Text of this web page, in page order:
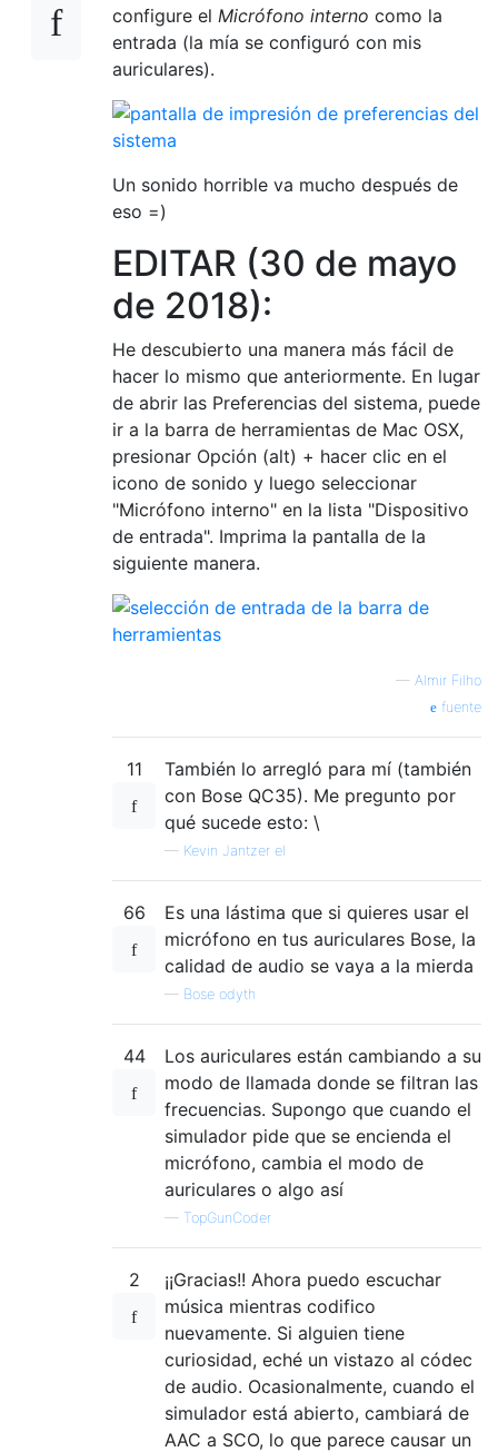
configure el Micrófono interno como la
entrada (la mía se configuró con mis
auriculares).
Un sonido horrible va mucho después de
eso =)
EDITAR (30 de mayo
de 2018):
He descubierto una manera más fácil de
hacer lo mismo que anteriormente. En lugar
de abrir las Preferencias del sistema, puede
ir a la barra de herramientas de Mac OSX,
presionar Opción (alt) + hacer clic en el
icono de sonido y luego seleccionar
"Micrófono interno" en la lista "Dispositivo
de entrada". Imprima la pantalla de la
siguiente manera.
— Almir Filho
fuente
11
También lo arregló para mí (también
con Bose QC35). Me pregunto por
qué sucede esto: \
— Kevin Jantzer el
66
Es una lástima que si quieres usar el
micrófono en tus auriculares Bose, la
calidad de audio se vaya a la mierda
— Bose odyth
44
Los auriculares están cambiando a su
modo de llamada donde se filtran las
frecuencias. Supongo que cuando el
simulador pide que se encienda el
micrófono, cambia el modo de
auriculares o algo así
— TopGunCoder
2
¡¡Gracias!! Ahora puedo escuchar
música mientras codifico
nuevamente. Si alguien tiene
curiosidad, eché un vistazo al códec
de audio. Ocasionalmente, cuando el
simulador está abierto, cambiará de
AAC a SCO, lo que parece causar un